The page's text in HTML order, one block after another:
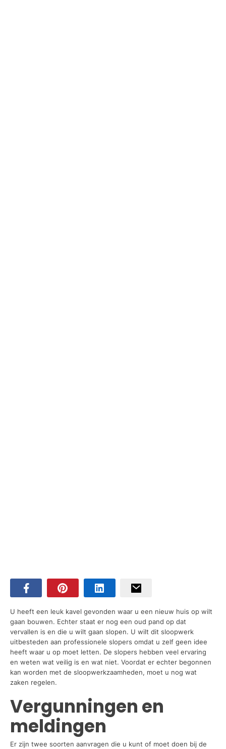
U heeft een leuk kavel gevonden waar u een nieuw huis op wilt
gaan bouwen. Echter staat er nog een oud pand op dat
vervallen is en die u wilt gaan slopen. U wilt dit sloopwerk
uitbesteden aan professionele slopers omdat u zelf geen idee
heeft waar u op moet letten. De slopers hebben veel ervaring
en weten wat veilig is en wat niet. Voordat er echter begonnen
kan worden met de sloopwerkzaamheden, moet u nog wat
zaken regelen.
Vergunningen en
meldingen
Er zijn twee soorten aanvragen die u kunt of moet doen bij de